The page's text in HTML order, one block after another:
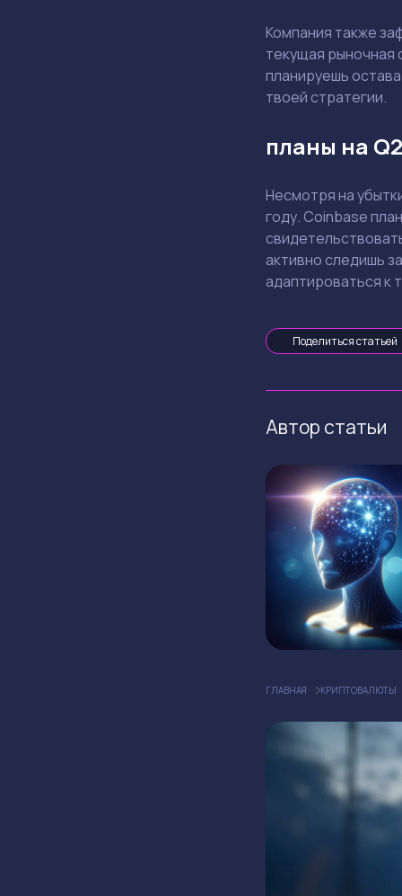
Компания также
текущая рыночная
планируешь
твоей стратегии.
планы на
Несмотря на
году. Coinbase
активно следишь
адаптироваться к
Поделиться статьей
Автор статьи
ГЛАВНАЯ КРИПТОВАЛЮТЫ